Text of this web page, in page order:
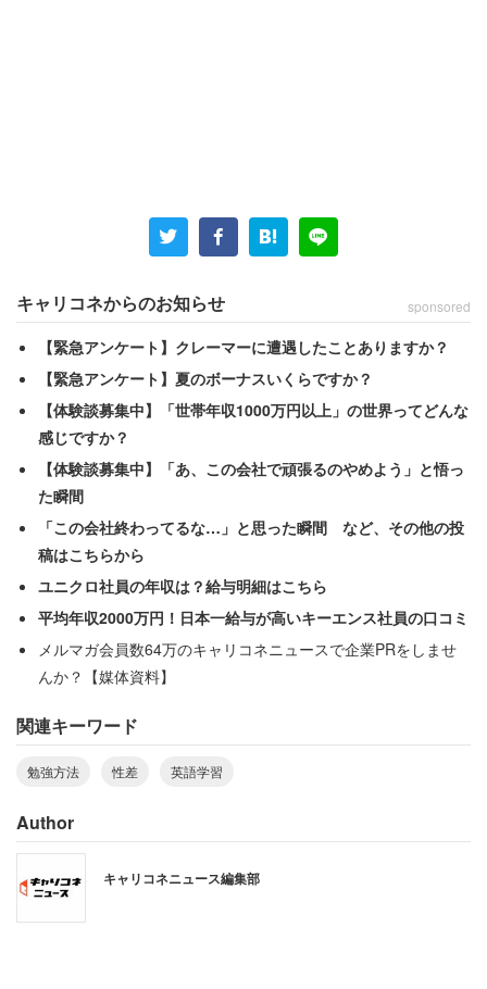
画像は首都大プレスリリースに掲載されたもののキャプチャ
研究は中学1年生から3年生、12～15歳の男女合計53人を
対象に、英文を聞き取る際の脳活動と、英語テストの成
績、ワーキングメモリの容量の調査をした。ワーキングメ
キャリコネからのお知らせ sponsored
【緊急アンケート】クレーマーに遭遇したことありますか？
【緊急アンケート】夏のボーナスいくらですか？
【体験談募集中】「世帯年収1000万円以上」の世界ってどんな
感じですか？
【体験談募集中】「あ、この会社で頑張るのやめよう」と悟っ
た瞬間
「この会社終わってるな…」と思った瞬間 など、その他の投
稿はこちらから
ユニクロ社員の年収は？給与明細はこちら
平均年収2000万円！日本一給与が高いキーエンス社員の口コミ
メルマガ会員数64万のキャリコネニュースで企業PRをしませ
んか？【媒体資料】
関連キーワード
勉強方法 性差 英語学習
Author
キャリコネニュース編集部